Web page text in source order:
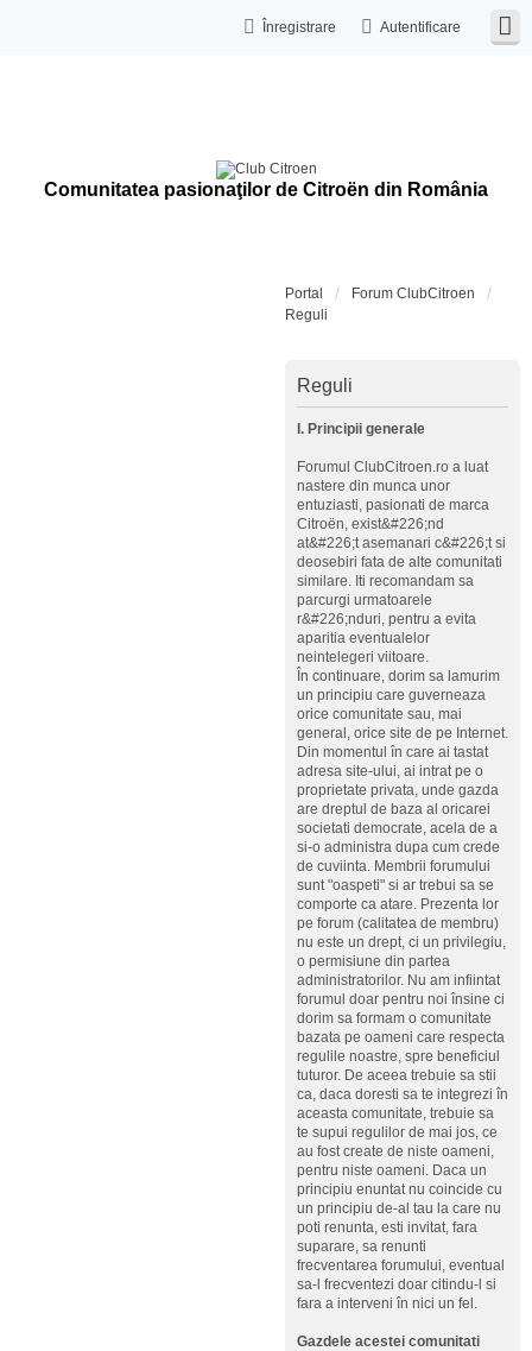
Autentificare
Înregistrare
Comunitatea pasionaţilor de Citroën din România
Portal
Forum ClubCitroen
Reguli
Reguli
I. Principii generale
Forumul ClubCitroen.ro a luat
nastere din munca unor
entuziasti, pasionati de marca
Citroën, exist&#226;nd
at&#226;t asemanari c&#226;t si
deosebiri fata de alte comunitati
similare. Iti recomandam sa
parcurgi urmatoarele
r&#226;nduri, pentru a evita
aparitia eventualelor
neintelegeri viitoare.
În continuare, dorim sa lamurim
un principiu care guverneaza
orice comunitate sau, mai
general, orice site de pe Internet.
Din momentul în care ai tastat
adresa site-ului, ai intrat pe o
proprietate privata, unde gazda
are dreptul de baza al oricarei
societati democrate, acela de a
si-o administra dupa cum crede
de cuviinta. Membrii forumului
sunt "oaspeti" si ar trebui sa se
comporte ca atare. Prezenta lor
pe forum (calitatea de membru)
nu este un drept, ci un privilegiu,
o permisiune din partea
administratorilor. Nu am infiintat
forumul doar pentru noi însine ci
dorim sa formam o comunitate
bazata pe oameni care respecta
regulile noastre, spre beneficiul
tuturor. De aceea trebuie sa stii
ca, daca doresti sa te integrezi în
aceasta comunitate, trebuie sa
te supui regulilor de mai jos, ce
au fost create de niste oameni,
pentru niste oameni. Daca un
principiu enuntat nu coincide cu
un principiu de-al tau la care nu
poti renunta, esti invitat, fara
suparare, sa renunti
frecventarea forumului, eventual
sa-l frecventezi doar citindu-l si
fara a interveni în nici un fel.
Gazdele acestei comunitati